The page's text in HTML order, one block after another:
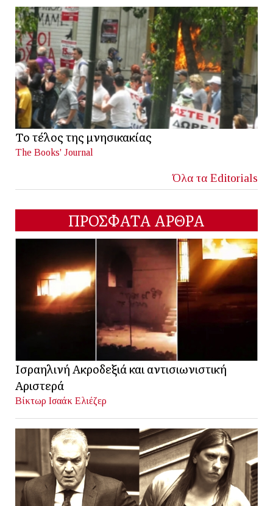
Το τέλος της μνησικακίας
The Books' Journal
Όλα τα Editorials
ΠΡΟΣΦΑΤΑ ΑΡΘΡΑ
Ισραηλινή Ακροδεξιά και αντισιωνιστική
Αριστερά
Βίκτωρ Ισαάκ Ελιέζερ